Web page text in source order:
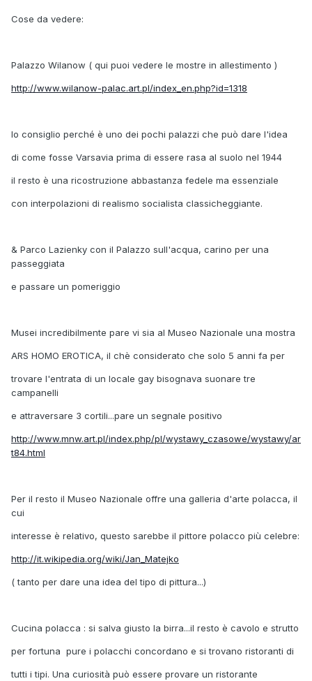
Cose da vedere:
Palazzo Wilanow ( qui puoi vedere le mostre in allestimento )
http://www.wilanow-palac.art.pl/index_en.php?id=1318
lo consiglio perché è uno dei pochi palazzi che può dare l'idea
di come fosse Varsavia prima di essere rasa al suolo nel 1944
il resto è una ricostruzione abbastanza fedele ma essenziale
con interpolazioni di realismo socialista classicheggiante.
& Parco Lazienky con il Palazzo sull'acqua, carino per una
passeggiata
e passare un pomeriggio
Musei incredibilmente pare vi sia al Museo Nazionale una mostra
ARS HOMO EROTICA, il chè considerato che solo 5 anni fa per
trovare l'entrata di un locale gay bisognava suonare tre
campanelli
e attraversare 3 cortili...pare un segnale positivo
http://www.mnw.art.pl/index.php/pl/wystawy_czasowe/wystawy/ar
t84.html
Per il resto il Museo Nazionale offre una galleria d'arte polacca, il
cui
interesse è relativo, questo sarebbe il pittore polacco più celebre:
http://it.wikipedia.org/wiki/Jan_Matejko
( tanto per dare una idea del tipo di pittura...)
Cucina polacca : si salva giusto la birra...il resto è cavolo e strutto
per fortuna pure i polacchi concordano e si trovano ristoranti di
tutti i tipi. Una curiosità può essere provare un ristorante